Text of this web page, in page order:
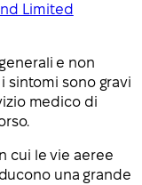
Limited
e non
sintomi sono gravi
medico di
cui le vie aeree
una grande